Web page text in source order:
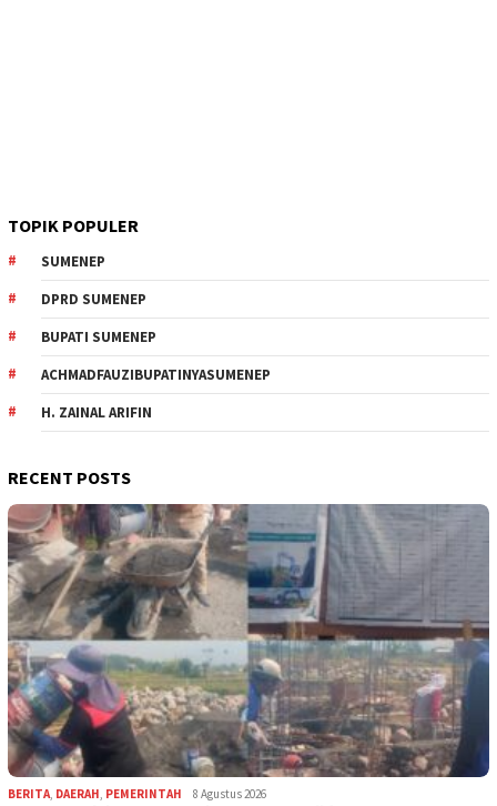
TOPIK POPULER
SUMENEP
DPRD SUMENEP
BUPATI SUMENEP
ACHMADFAUZIBUPATINYASUMENEP
H. ZAINAL ARIFIN
RECENT POSTS
BERITA DAERAH PEMERINTAH 8 Agustus 2026